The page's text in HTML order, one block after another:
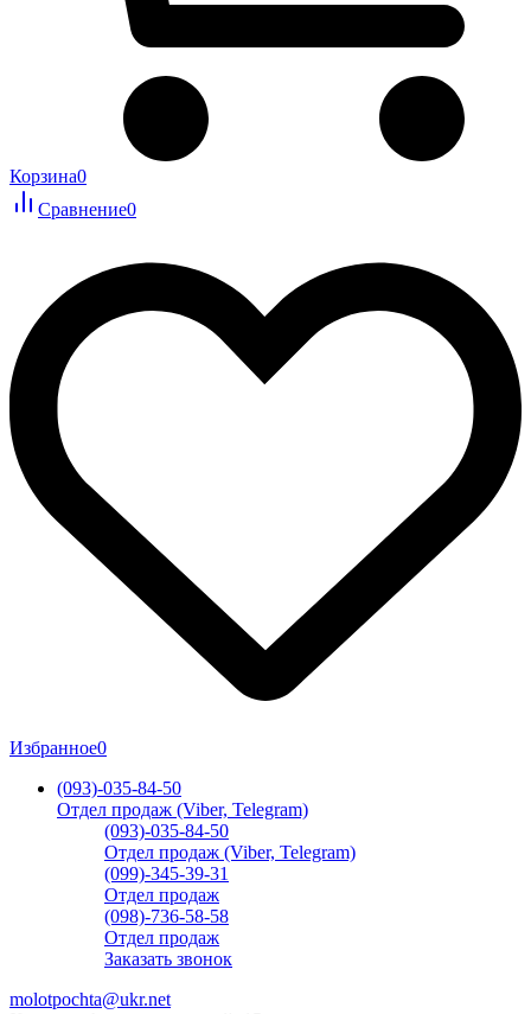
Корзина0
Сравнение0
Избранное0
(093)-035-84-50
Отдел продаж (Viber, Telegram)
(093)-035-84-50
Отдел продаж (Viber, Telegram)
(099)-345-39-31
Отдел продаж
(098)-736-58-58
Отдел продаж
Заказать звонок
molotpochta@ukr.net